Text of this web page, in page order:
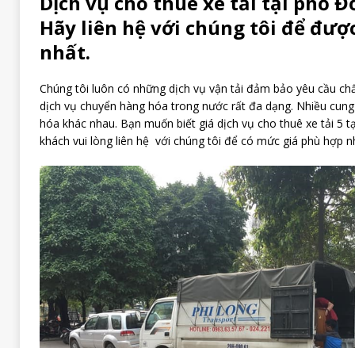
Hãy liên hệ với chúng tôi để
nhất.
Chúng tôi luôn có những dịch vụ vận tải đảm bảo yêu cầu
dịch vụ chuyển hàng hóa trong nước rất đa dạng. Nhiều
hóa khác nhau. Bạn muốn biết giá dịch vụ cho thuê xe tải 5
khách vui lòng liên hệ với chúng tôi để có mức giá phù hợp